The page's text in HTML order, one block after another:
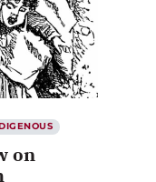
on